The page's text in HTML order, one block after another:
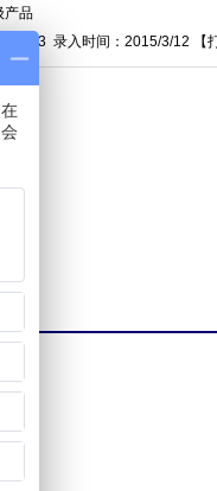
产品
11083 录入时间：2015/3/12 【